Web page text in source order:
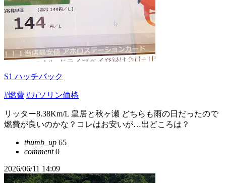
S1 ハッチバック
#燃費 #ガソリン価格
リッター8.38Km/L 皇居と秋ヶ瀬 どちらも雨の日だったので
燃費が良いのかな？コレはお安いが…出どころは？
thumb_up 65
comment0
2026/06/11 14:09